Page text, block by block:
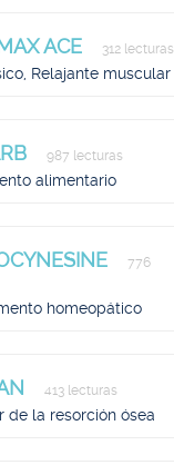
ACE 312 lecturas
Relajante muscular
987 lecturas
alimentario
776
homeopático
413 lecturas
de la resorción ósea